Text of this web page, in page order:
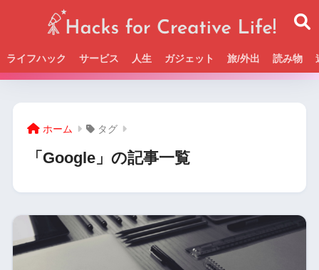
ライフハック サービス 人生 ガジェット 旅/外出 読み物
Beckの活動＆SNSまとめはこちら
ホーム タグ
「Google」の記事一覧